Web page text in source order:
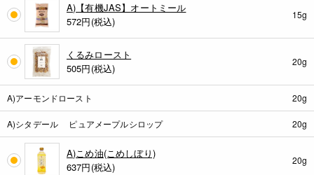
A)【有機JAS】オートミール
572円(税込)
15g
くるみロースト
505円(税込)
20g
A)アーモンドロースト 20g
A)シタデール ピュアメープルシロップ 20g
A)こめ油(こめしぼり)
637円(税込)
20g